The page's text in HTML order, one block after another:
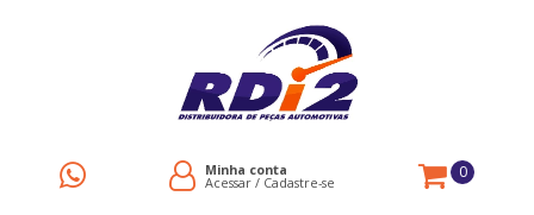
Minha conta
Acessar / Cadastre-se
0